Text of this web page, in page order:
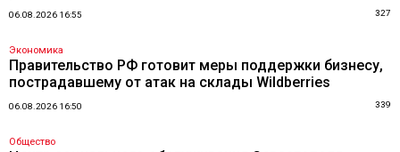
06.08.2026 16:55 327
Экономика
Правительство РФ готовит меры поддержки бизнесу,
пострадавшему от атак на склады Wildberries
06.08.2026 16:50 339
Общество